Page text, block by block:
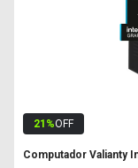
21 %OFF